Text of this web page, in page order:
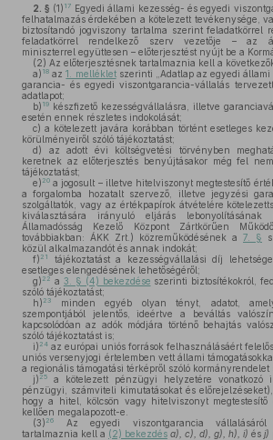
2. § (1) 17 Egyedi állami kezesség- és egyedi
felhatalmazás érdekében a kötelezett tevékenysége,
biztosítandó jogviszony tartalma szerint feladatkörrel
feladatkörrel rendelkező szerv vezetője – az
miniszterrel együttesen – előterjesztést nyújt be a
(2) Az előterjesztésnek tartalmaznia kell a
a) 18 az1. mellékletszerinti „Adatlap az egyedi
garancia- és egyedi viszontgarancia-vállalás
adatlapot;
b) 19 készfizető kezességvállalásra, illetve
esetén ennek részletes indokolását;
c) a kötelezett javára korábban történt esetleges
körülményeiről szóló tájékoztatást;
d) az adott évi költségvetési törvényben
keretnek az előterjesztés benyújtásakor még fel
tájékoztatást;
e) 20 a jogosult – illetve hitelviszonyt megtestesítő
a forgalomba hozatalt szervező, illetve jegyzési
szolgáltatók, vagy az értékpapírok átvételére
kiválasztására irányuló eljárás lebonyolításának
Államadósság Kezelő Központ Zártkörűen
továbbiakban: ÁKK Zrt.) közreműködésének a 7. §
közül alkalmazandót és annak indokát;
f) 21
tájékoztatást a kezességvállalási díj
esetleges elengedésének lehetőségéről;
g) 22 a 3. § (4) bekezdése szerinti biztosítékokról,
szóló tájékoztatást;
h) 23
minden egyéb olyan tényt, adatot,
szempontjából jelentős, ideértve a beváltás
kapcsolódóan az adók módjára történő behajtás
szóló tájékoztatást is;
i) 24 az európai uniós források felhasználásáért
uniós versenyjogi értelemben vett állami
a regionális támogatási térképről szóló
j) 25
a kötelezett pénzügyi helyzetére vonatkozó
pénzügyi, számviteli kimutatásokat és
hogy a hitel, kölcsön vagy hitelviszonyt megtestesítő
kellően megalapozott-e.
(3) 26
Az egyedi viszontgarancia vállalásáról
tartalmaznia kell a (2) bekezdés a), c), d), g), h), i) és j)